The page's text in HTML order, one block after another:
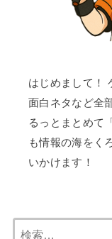
はじめまして！
面白ネタなど全
るっとまとめて
も情報の海をく
いかけます！